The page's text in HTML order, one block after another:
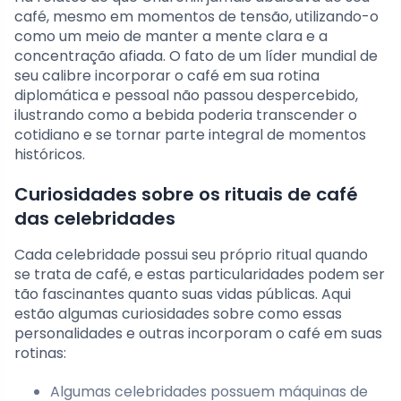
café, mesmo em momentos de tensão, utilizando-o
como um meio de manter a mente clara e a
concentração afiada. O fato de um líder mundial de
seu calibre incorporar o café em sua rotina
diplomática e pessoal não passou despercebido,
ilustrando como a bebida poderia transcender o
cotidiano e se tornar parte integral de momentos
históricos.
Curiosidades sobre os rituais de café
das celebridades
Cada celebridade possui seu próprio ritual quando
se trata de café, e estas particularidades podem ser
tão fascinantes quanto suas vidas públicas. Aqui
estão algumas curiosidades sobre como essas
personalidades e outras incorporam o café em suas
rotinas:
Algumas celebridades possuem máquinas de